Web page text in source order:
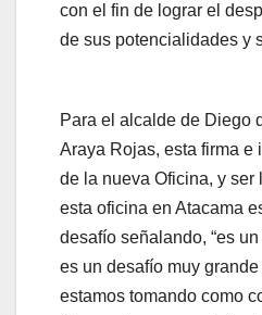
con el fin de lograr el
de sus potencialidades y
Para el alcalde de Diego
Araya Rojas, esta firma e
de la nueva Oficina, y ser
esta oficina en Atacama
desafío señalando, “es
es un desafío muy
estamos tomando como